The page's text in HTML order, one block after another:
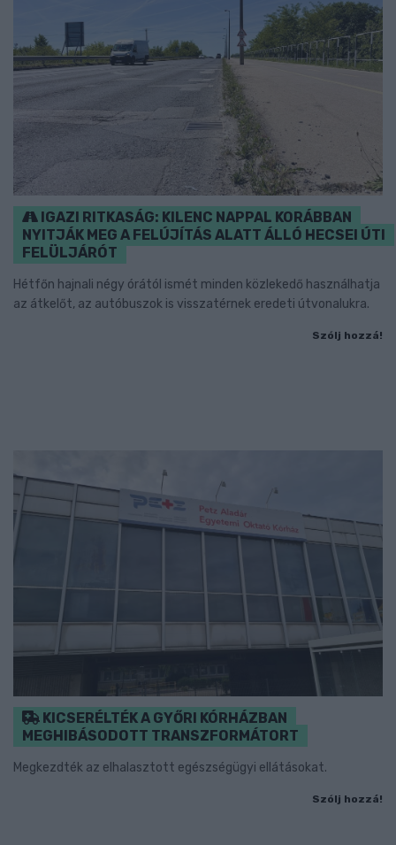
IGAZI RITKASÁG: KILENC NAPPAL KORÁBBAN
NYITJÁK MEG A FELÚJÍTÁS ALATT ÁLLÓ HECSEI ÚTI
FELÜLJÁRÓT
Hétfőn hajnali négy órától ismét minden közlekedő használhatja
az átkelőt, az autóbuszok is visszatérnek eredeti útvonalukra.
Szólj hozzá!
KICSERÉLTÉK A GYŐRI KÓRHÁZBAN
MEGHIBÁSODOTT TRANSZFORMÁTORT
Megkezdték az elhalasztott egészségügyi ellátásokat.
Szólj hozzá!